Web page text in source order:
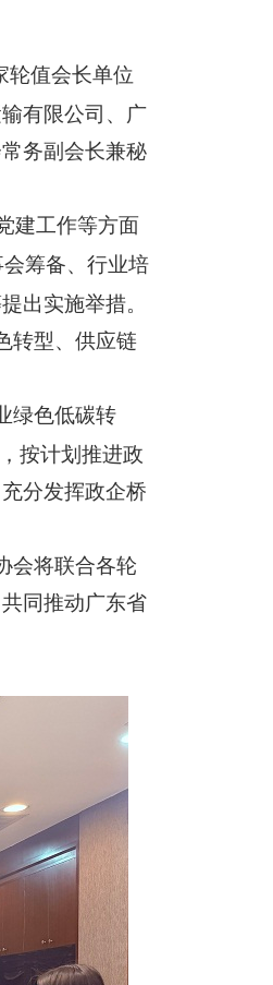
轮值会长单位
有限公司、广
常务副会长兼秘
建工作等方面
筹备、行业培
提出实施举措。
转型、供应链
绿色低碳转
按计划推进政
分发挥政企桥
会将联合各轮
同推动广东省